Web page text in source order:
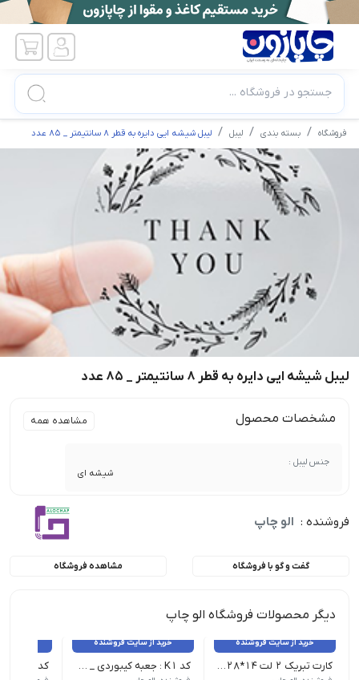
جستجو در فروشگاه ...
فروشگاه بسته بندی لیبل لیبل شیشه ایی دایره به قطر 8 سانتیمتر _ 85 عدد
لیبل شیشه ایی دایره به قطر 8 سانتیمتر _ 85 عدد
مشخصات محصول مشاهده همه
جنس لیبل :
شیشه ای
فروشنده : الو چاپ
گفت و گو با فروشگاه مشاهده فروشگاه
دیگر محصولات فروشگاه الو چاپ
خرید از سایت فروشنده
کارت تبریک 2 لت 14*28 _ 100 عدد
خرید از سایت فروشنده
کد K1 : جعبه کیبوردی _ 25 عدد